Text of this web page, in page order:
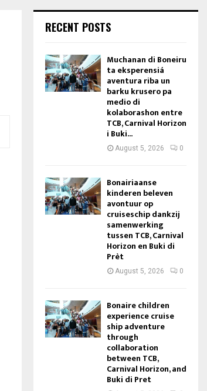
RECENT POSTS
Muchanan di Boneiru
ta eksperensiá
aventura riba un
barku krusero pa
medio di
kolaborashon entre
TCB, Carnival Horizon
i Buki...
August 5, 2026 0
Bonairiaanse
kinderen beleven
avontuur op
cruiseschip dankzij
samenwerking
tussen TCB, Carnival
Horizon en Buki di
Prèt
August 5, 2026 0
Bonaire children
experience cruise
ship adventure
through
collaboration
between TCB,
Carnival Horizon, and
Buki di Pret